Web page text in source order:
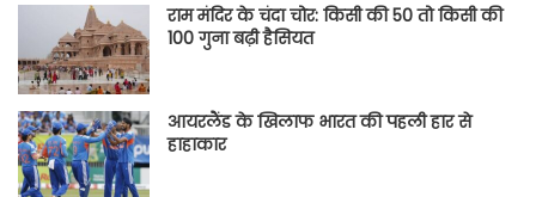
राम मंदिर के चंदा चोर: किसी की 50 तो किसी की
100 गुना बढ़ी हैसियत
आयरलैंड के खिलाफ भारत की पहली हार से
हाहाकार